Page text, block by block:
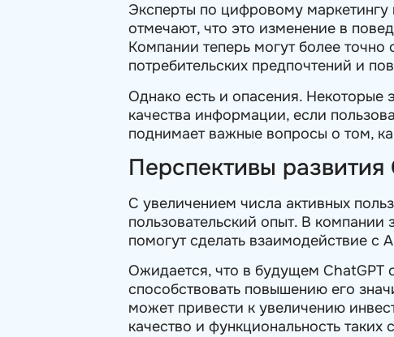
Эксперты по цифровому маркетингу
отмечают, что это изменение в
Компании теперь могут более
потребительских предпочтений и
Однако есть и опасения. Некоторые
качества информации, если
поднимает важные вопросы о том,
Перспективы развития
С увеличением числа активных
пользовательский опыт. В
помогут сделать взаимодействие с
Ожидается, что в будущем ChatGPT
способствовать повышению его
может привести к увеличению
качество и функциональность таких